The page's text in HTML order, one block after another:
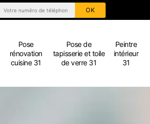
Pose
rénovation
cuisine 31
Pose de
tapisserie et toile
de verre 31
Peintre
intérieur
31